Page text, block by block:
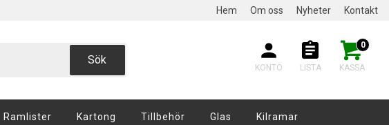
Hem Om oss Nyheter Kontakt
Sök
KONTO LISTA
0
KASSA
Ramlister Kartong Tillbehör Glas Kilramar